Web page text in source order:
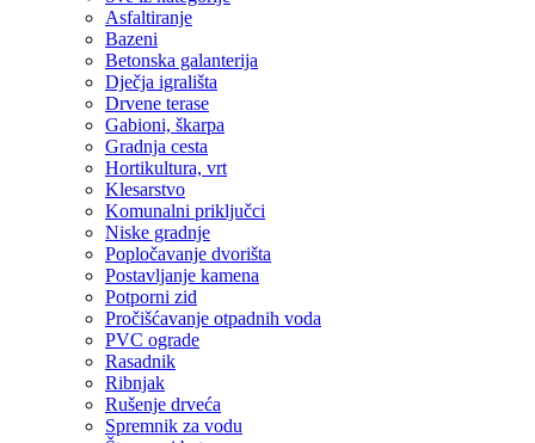
Asfaltiranje
Bazeni
Betonska galanterija
Dječja igrališta
Drvene terase
Gabioni, škarpa
Gradnja cesta
Hortikultura, vrt
Klesarstvo
Komunalni priključci
Niske gradnje
Popločavanje dvorišta
Postavljanje kamena
Potporni zid
Pročišćavanje otpadnih voda
PVC ograde
Rasadnik
Ribnjak
Rušenje drveća
Spremnik za vodu